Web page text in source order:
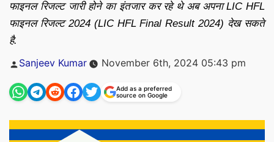
फाइनल रिजल्ट जारी होने का इंतजार कर रहे थे अब अपना LIC HFL
फाइनल रिजल्ट 2024 (LIC HFL Final Result 2024) देख सकते
है.
Posted
Sanjeev Kumar November 6th, 2024 05:43 pm
Add as a preferred
source on Google